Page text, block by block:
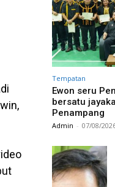
Tempatan
Ewon seru
bersatu
Penampang
Admin - 07/08/